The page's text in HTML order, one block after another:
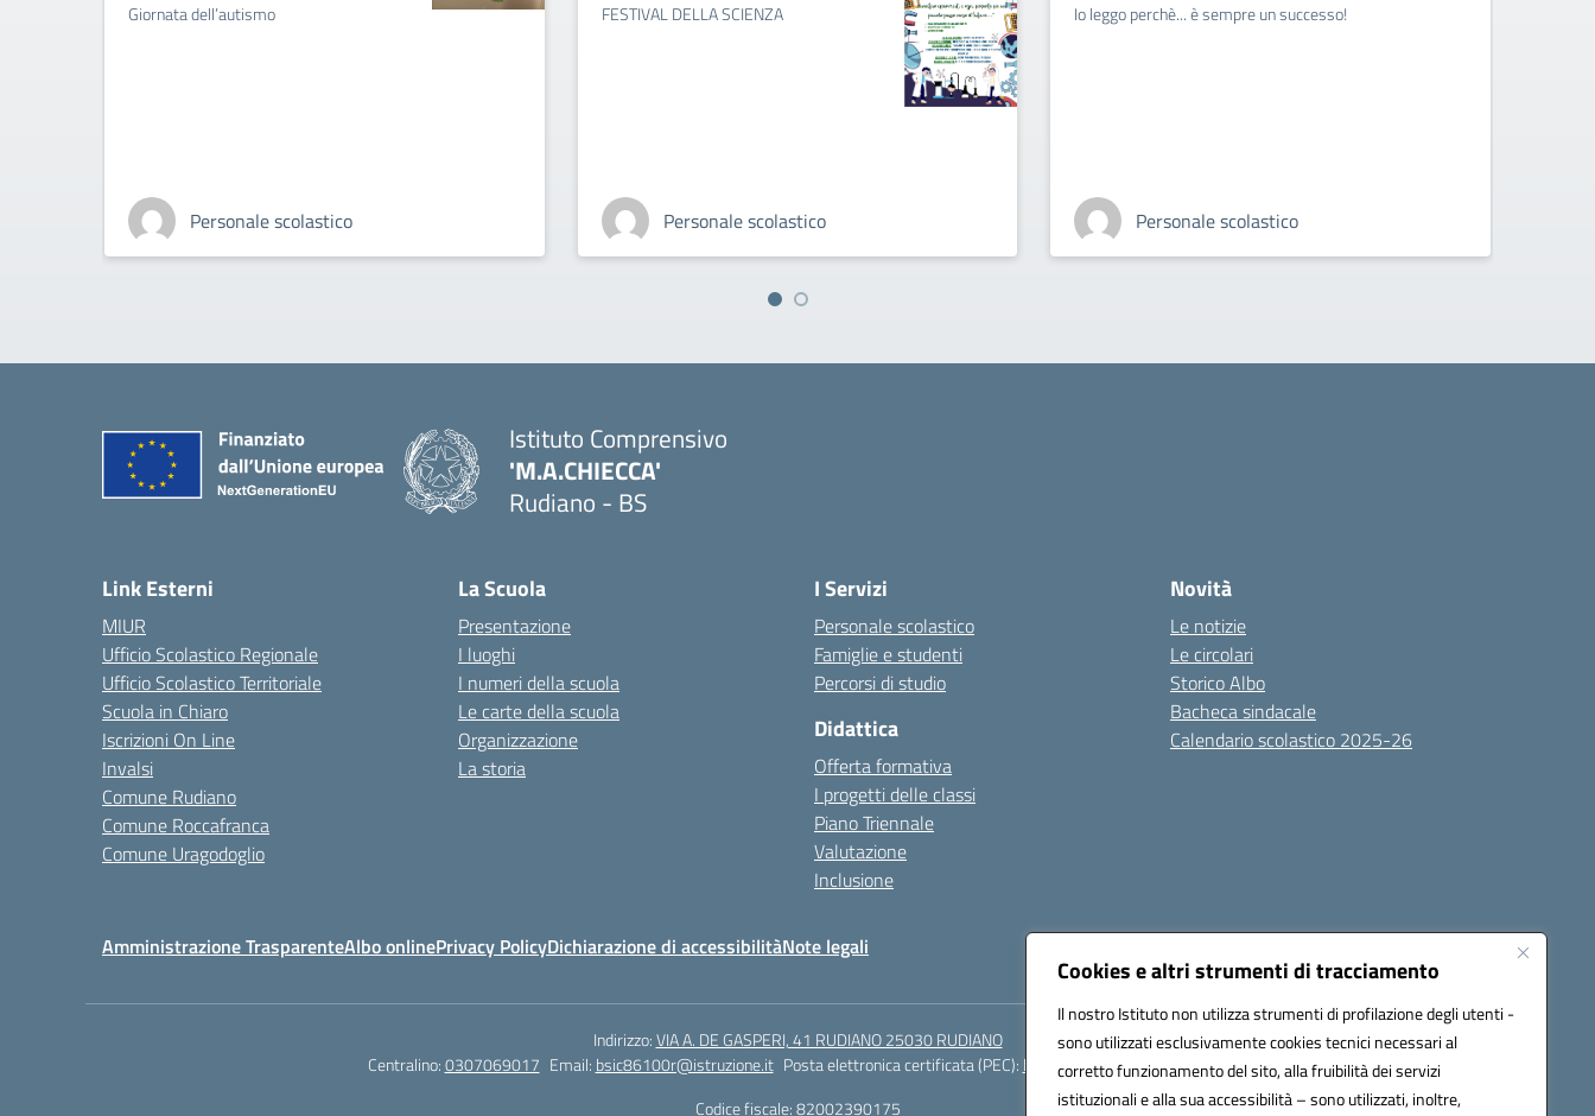
Cookies e altri strumenti di tracciamento
Il nostro Istituto non utilizza strumenti di profilazione degli utenti -
sono utilizzati esclusivamente cookies tecnici necessari al
corretto funzionamento del sito, alla fruibilità dei servizi
istituzionali e alla sua accessibilità – sono utilizzati, inoltre,
Giornata dell’autismo
Personale scolastico
FESTIVAL DELLA SCIENZA
Personale scolastico
Io leggo perchè... è sempre un successo!
Personale scolastico
Istituto Comprensivo
'M.A.CHIECCA'
Rudiano - BS
Link Esterni
MIUR
Ufficio Scolastico Regionale
Ufficio Scolastico Territoriale
Scuola in Chiaro
Iscrizioni On Line
Invalsi
Comune Rudiano
Comune Roccafranca
Comune Uragodoglio
La Scuola
Presentazione
I luoghi
I numeri della scuola
Le carte della scuola
Organizzazione
La storia
I Servizi
Personale scolastico
Famiglie e studenti
Percorsi di studio
Didattica
Offerta formativa
I progetti delle classi
Piano Triennale
Valutazione
Inclusione
Novità
Le notizie
Le circolari
Storico Albo
Bacheca sindacale
Calendario scolastico 2025-26
Amministrazione TrasparenteAlbo onlinePrivacy PolicyDichiarazione di accessibilitàNote legali
Indirizzo:VIA A. DE GASPERI, 41 RUDIANO 25030 RUDIANO
Centralino:0307069017 Email: bsic86100r@istruzione.it Posta elettronica certificata (PEC): bsic86100r@pec.istruzione.it
Codice fiscale: 82002390175